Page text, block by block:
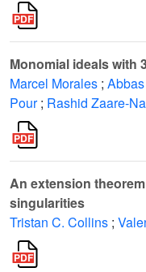
Monomial ideals with
Marcel Morales ;
Pour ; Rashid Zaare-
An extension
singularities
Tristan C. Collins ;